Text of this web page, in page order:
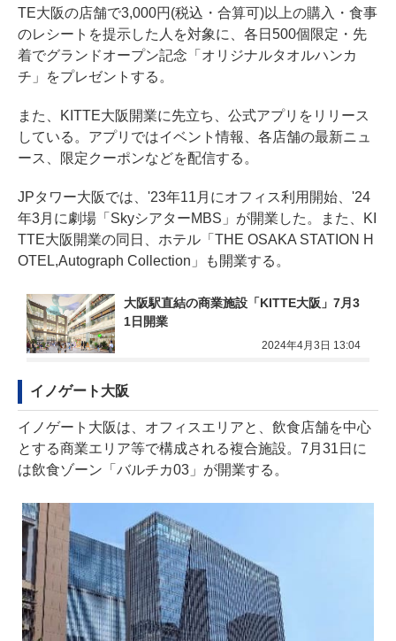
TE大阪の店舗で3,000円(税込・合算可)以上の購入・食事
のレシートを提示した人を対象に、各日500個限定・先
着でグランドオープン記念「オリジナルタオルハンカ
チ」をプレゼントする。
また、KITTE大阪開業に先立ち、公式アプリをリリース
している。アプリではイベント情報、各店舗の最新ニュ
ース、限定クーポンなどを配信する。
JPタワー大阪では、'23年11月にオフィス利用開始、'24
年3月に劇場「SkyシアターMBS」が開業した。また、KI
TTE大阪開業の同日、ホテル「THE OSAKA STATION H
OTEL,Autograph Collection」も開業する。
大阪駅直結の商業施設「KITTE大阪」7月3
1日開業
2024年4月3日 13:04
イノゲート大阪
イノゲート大阪は、オフィスエリアと、飲食店舗を中心
とする商業エリア等で構成される複合施設。7月31日に
は飲食ゾーン「バルチカ03」が開業する。